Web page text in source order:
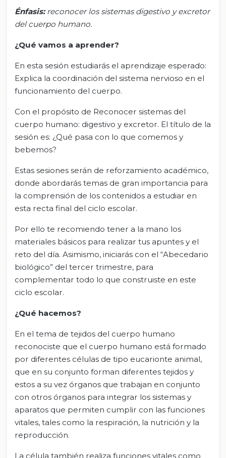
Énfasis:reconocer los sistemas digestivo y excretor
del cuerpo humano.
¿Qué vamos a aprender?
En esta sesión estudiarás el aprendizaje esperado:
Explica la coordinación del sistema nervioso en el
funcionamiento del cuerpo.
Con el propósito de Reconocer sistemas del
cuerpo humano: digestivo y excretor. El título de la
sesión es: ¿Qué pasa con lo que comemos y
bebemos?
Estas sesiones serán de reforzamiento académico,
donde abordarás temas de gran importancia para
la comprensión de los contenidos a estudiar en
esta recta final del ciclo escolar.
Por ello te recomiendo tener a la mano los
materiales básicos para realizar tus apuntes y el
reto del día. Asimismo, iniciarás con el “Abecedario
biológico” del tercer trimestre, para
complementar todo lo que construiste en este
ciclo escolar.
¿Qué hacemos?
En el tema de tejidos del cuerpo humano
reconociste que el cuerpo humano está formado
por diferentes células de tipo eucarionte animal,
que en su conjunto forman diferentes tejidos y
estos a su vez órganos que trabajan en conjunto
con otros órganos para integrar los sistemas y
aparatos que permiten cumplir con las funciones
vitales, tales como la respiración, la nutrición y la
reproducción.
La célula también realiza funciones vitales como